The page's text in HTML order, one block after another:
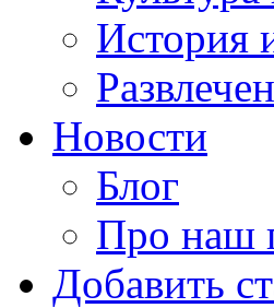
История
Новости
Блог
Про наш
Добавить